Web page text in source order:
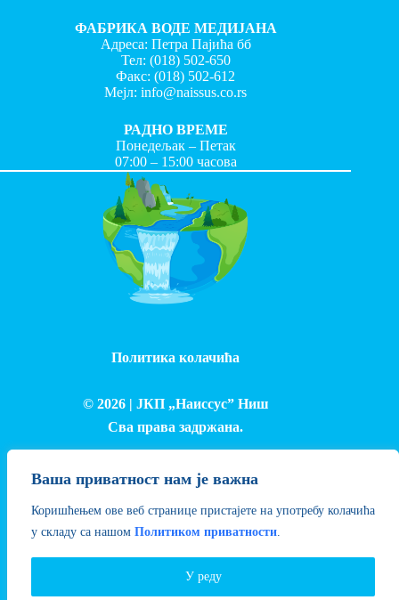
Ваша приватност нам је важна
Коришћењем ове веб странице пристајете на употребу колачића
у складу са нашом Политиком приватности.
У реду
ФАБРИКА ВОДЕ МЕДИЈАНА
Адреса: Петра Пајића бб
Тел: (018) 502-650
Факс:(018) 502-612
Мејл:info@naissus.co.rs
РАДНО ВРЕМЕ
Понедељак – Петак
07:00 – 15:00 часова
Политика колачића
© 2026 | ЈКП „Наиссус” Ниш
Сва права задржана.
Израда и одржавање сајта - Лука Петровић